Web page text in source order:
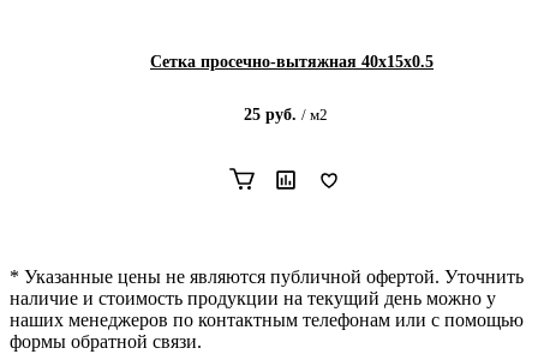
Сетка просечно-вытяжная 40х15х0.5
25 руб. / м2
* Указанные цены не являются публичной офертой. Уточнить
наличие и стоимость продукции на текущий день можно у
наших менеджеров по контактным телефонам или с помощью
формы обратной связи.